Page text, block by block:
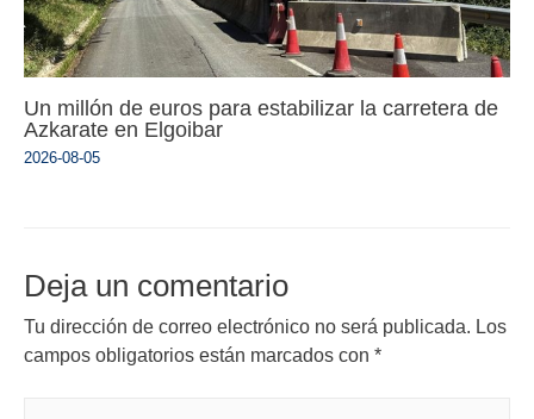
Un millón de euros para estabilizar la carretera de
Azkarate en Elgoibar
2026-08-05
Deja un comentario
Tu dirección de correo electrónico no será publicada. Los
campos obligatorios están marcados con *